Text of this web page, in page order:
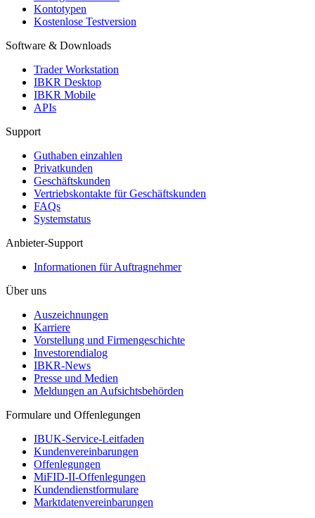
Kontotypen
Kostenlose Testversion
Software & Downloads
Trader Workstation
IBKR Desktop
IBKR Mobile
APIs
Support
Guthaben einzahlen
Privatkunden
Geschäftskunden
Vertriebskontakte für Geschäftskunden
FAQs
Systemstatus
Anbieter-Support
Informationen für Auftragnehmer
Über uns
Auszeichnungen
Karriere
Vorstellung und Firmengeschichte
Investorendialog
IBKR-News
Presse und Medien
Meldungen an Aufsichtsbehörden
Formulare und Offenlegungen
IBUK-Service-Leitfaden
Kundenvereinbarungen
Offenlegungen
MiFID-II-Offenlegungen
Kundendienstformulare
Marktdatenvereinbarungen